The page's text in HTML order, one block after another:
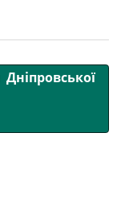
Дніпровської